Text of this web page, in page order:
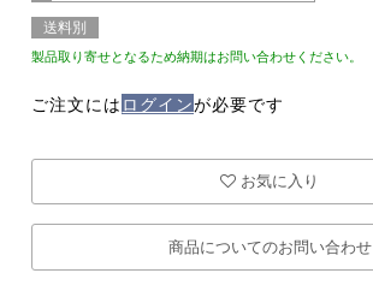
送料別
製品取り寄せとなるため納期はお問い合わせください。
ご注文には ログインが必要です
お気に入り
商品についてのお問い合わせ